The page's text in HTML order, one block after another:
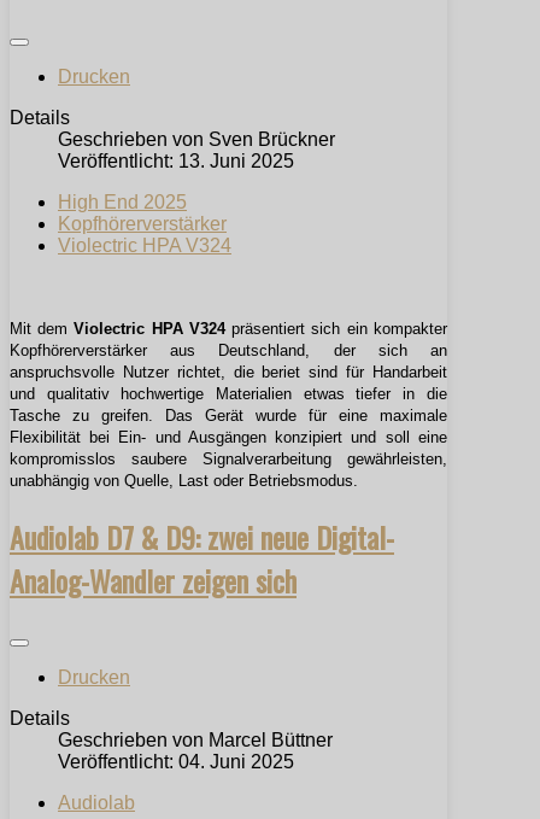
Drucken
Details
Geschrieben von Sven Brückner
Veröffentlicht: 13. Juni 2025
High End 2025
Kopfhörerverstärker
Violectric HPA V324
Mit demViolectric HPA V324präsentiert sich ein kompakter
Kopfhörerverstärker aus Deutschland, der sich an
anspruchsvolle Nutzer richtet, die beriet sind für Handarbeit
und qualitativ hochwertige Materialien etwas tiefer in die
Tasche zu greifen. Das Gerät wurde für eine maximale
Flexibilität bei Ein- und Ausgängen konzipiert und soll eine
kompromisslos saubere Signalverarbeitung gewährleisten,
unabhängig von Quelle, Last oder Betriebsmodus.
Audiolab D7 & D9: zwei neue Digital-
Analog-Wandler zeigen sich
Drucken
Details
Geschrieben von Marcel Büttner
Veröffentlicht: 04. Juni 2025
Audiolab